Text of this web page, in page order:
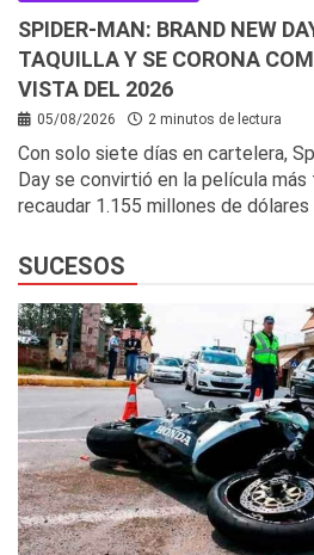
SPIDER-MAN: BRAND NEW
TAQUILLA Y SE CORONA
VISTA DEL 2026
05/08/2026 2 minutos de lectura
Con solo siete días en cartelera,
Day se convirtió en la película
recaudar 1.155 millones de dólares
SUCESOS